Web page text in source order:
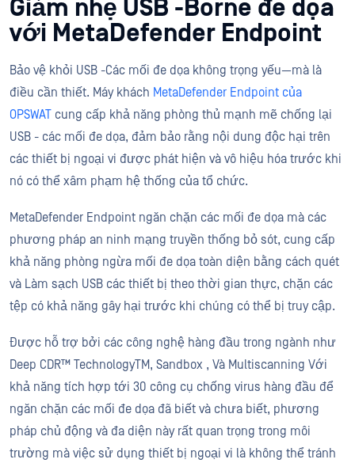
Giảm nhẹ USB -Borne đe dọa
với MetaDefender Endpoint
Bảo vệ khỏi USB -Các mối đe dọa không trọng yếu—mà là
điều cần thiết. Máy khách MetaDefender Endpoint của
OPSWAT cung cấp khả năng phòng thủ mạnh mẽ chống lại
USB - các mối đe dọa, đảm bảo rằng nội dung độc hại trên
các thiết bị ngoại vi được phát hiện và vô hiệu hóa trước khi
nó có thể xâm phạm hệ thống của tổ chức.
MetaDefender Endpoint ngăn chặn các mối đe dọa mà các
phương pháp an ninh mạng truyền thống bỏ sót, cung cấp
khả năng phòng ngừa mối đe dọa toàn diện bằng cách quét
và Làm sạch USB các thiết bị theo thời gian thực, chặn các
tệp có khả năng gây hại trước khi chúng có thể bị truy cập.
Được hỗ trợ bởi các công nghệ hàng đầu trong ngành như
Deep CDR™ TechnologyTM, Sandbox , Và Multiscanning Với
khả năng tích hợp tới 30 công cụ chống virus hàng đầu để
ngăn chặn các mối đe dọa đã biết và chưa biết, phương
pháp chủ động và đa diện này rất quan trọng trong môi
trường mà việc sử dụng thiết bị ngoại vi là không thể tránh